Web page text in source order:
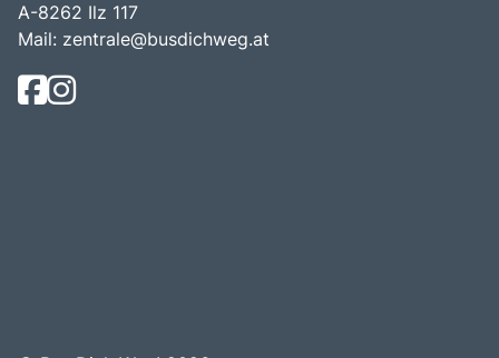
A-8262 Ilz 117
Mail: zentrale@busdichweg.at